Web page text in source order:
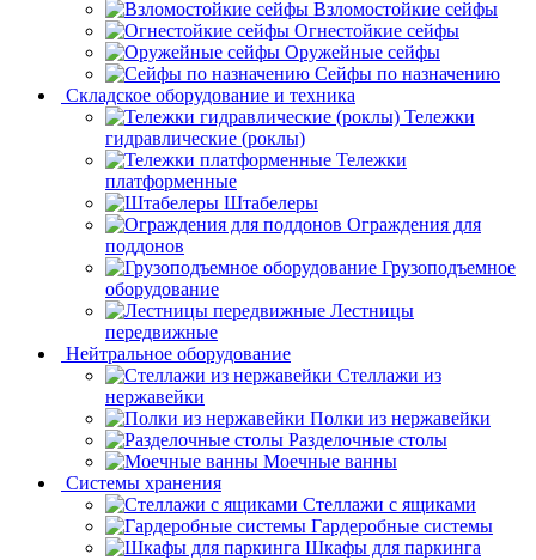
Взломостойкие сейфы
Огнестойкие сейфы
Оружейные сейфы
Сейфы по назначению
Складское оборудование и техника
Тележки
гидравлические (роклы)
Тележки
платформенные
Штабелеры
Ограждения для
поддонов
Грузоподъемное
оборудование
Лестницы
передвижные
Нейтральное оборудование
Стеллажи из
нержавейки
Полки из нержавейки
Разделочные столы
Моечные ванны
Системы хранения
Стеллажи с ящиками
Гардеробные системы
Шкафы для паркинга